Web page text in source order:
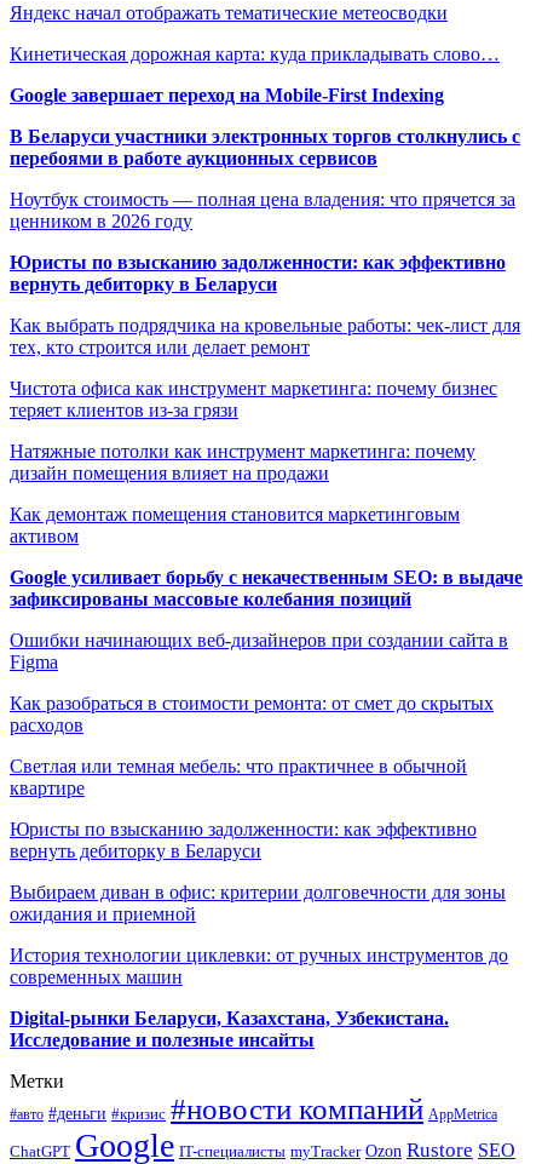
Яндекс начал отображать тематические метеосводки
Кинетическая дорожная карта: куда прикладывать слово…
Google завершает переход на Mobile-First Indexing
В Беларуси участники электронных торгов столкнулись с
перебоями в работе аукционных сервисов
Ноутбук стоимость — полная цена владения: что прячется за
ценником в 2026 году
Юристы по взысканию задолженности: как эффективно
вернуть дебиторку в Беларуси
Как выбрать подрядчика на кровельные работы: чек-лист для
тех, кто строится или делает ремонт
Чистота офиса как инструмент маркетинга: почему бизнес
теряет клиентов из-за грязи
Натяжные потолки как инструмент маркетинга: почему
дизайн помещения влияет на продажи
Как демонтаж помещения становится маркетинговым
активом
Google усиливает борьбу с некачественным SEO: в выдаче
зафиксированы массовые колебания позиций
Ошибки начинающих веб-дизайнеров при создании сайта в
Figma
Как разобраться в стоимости ремонта: от смет до скрытых
расходов
Светлая или темная мебель: что практичнее в обычной
квартире
Юристы по взысканию задолженности: как эффективно
вернуть дебиторку в Беларуси
Выбираем диван в офис: критерии долговечности для зоны
ожидания и приемной
История технологии циклевки: от ручных инструментов до
современных машин
Digital-рынки Беларуси, Казахстана, Узбекистана.
Исследование и полезные инсайты
Метки
#авто #деньги #кризис #новости компаний AppMetrica
ChatGPT Google IT-специалисты myTracker Ozon Rustore SEO